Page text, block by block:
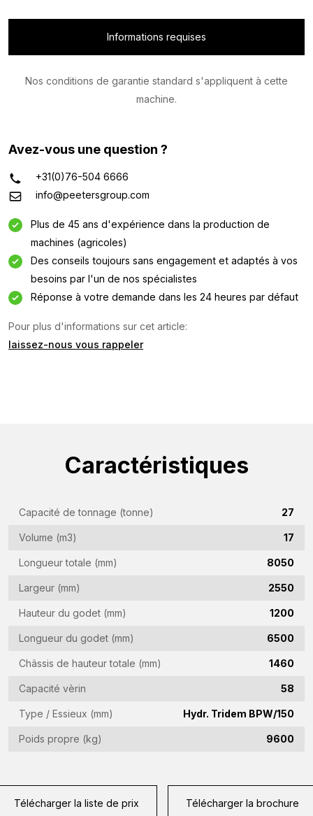
Informations requises
Nos conditions de garantie standard s'appliquent à cette
machine.
Avez-vous une question ?
+31(0)76-504 6666
info@peetersgroup.com
Plus de 45 ans d'expérience dans la production de
machines (agricoles)
Des conseils toujours sans engagement et adaptés à vos
besoins par l'un de nos spécialistes
Réponse à votre demande dans les 24 heures par défaut
Pour plus d'informations sur cet article:
laissez-nous vous rappeler
Caractéristiques
Capacité de tonnage (tonne) 27
Volume (m3) 17
Longueur totale (mm) 8050
Largeur (mm) 2550
Hauteur du godet (mm) 1200
Longueur du godet (mm) 6500
Châssis de hauteur totale (mm) 1460
Capacité vèrin 58
Type / Essieux (mm) Hydr. Tridem BPW/150
Poids propre (kg) 9600
Télécharger la liste de prix Télécharger la brochure
(Required)
de
l'entreprise
Adresse
e-
(Required)
Numéro
(Required)
Pays
de
résidence
(Required)
Vraag
(Required)
CAPTCHA